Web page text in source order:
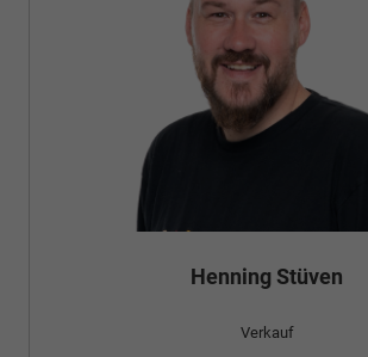
Henning Stüven
Verkauf